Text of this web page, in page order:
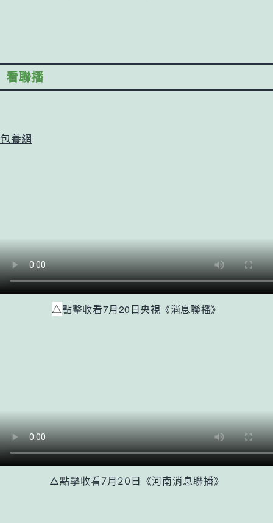
看聯播
包養網
△點擊收看7月20日央視《消息聯播》
△點擊收看7月20日《河南消息聯播》